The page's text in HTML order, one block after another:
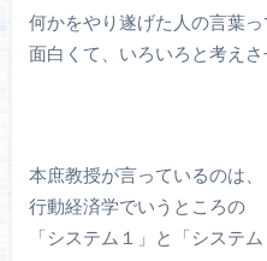
何かをやり遂げた人の言葉っ
面白くて、いろいろと考えさ
本庶教授が言っているのは、
行動経済学でいうところの
「システム１」と「システム